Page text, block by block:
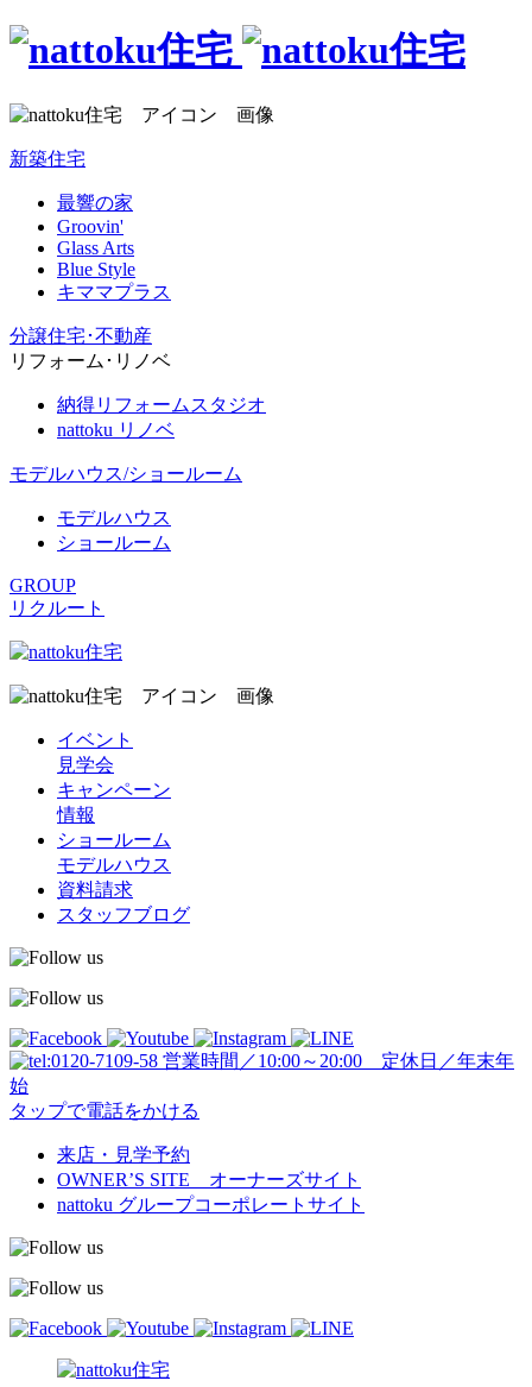
新築住宅
最響の家
Groovin'
Glass Arts
Blue Style
キママプラス
分譲住宅･不動産
リフォーム･リノベ
納得リフォームスタジオ
nattoku リノベ
モデルハウス/ショールーム
モデルハウス
ショールーム
GROUP
リクルート
イベント
見学会
キャンペーン
情報
ショールーム
モデルハウス
資料請求
スタッフブログ
営業時間／10:00～20:00 定休日／年末年
始
タップで電話をかける
来店・見学予約
OWNER’S SITE オーナーズサイト
nattoku グループコーポレートサイト